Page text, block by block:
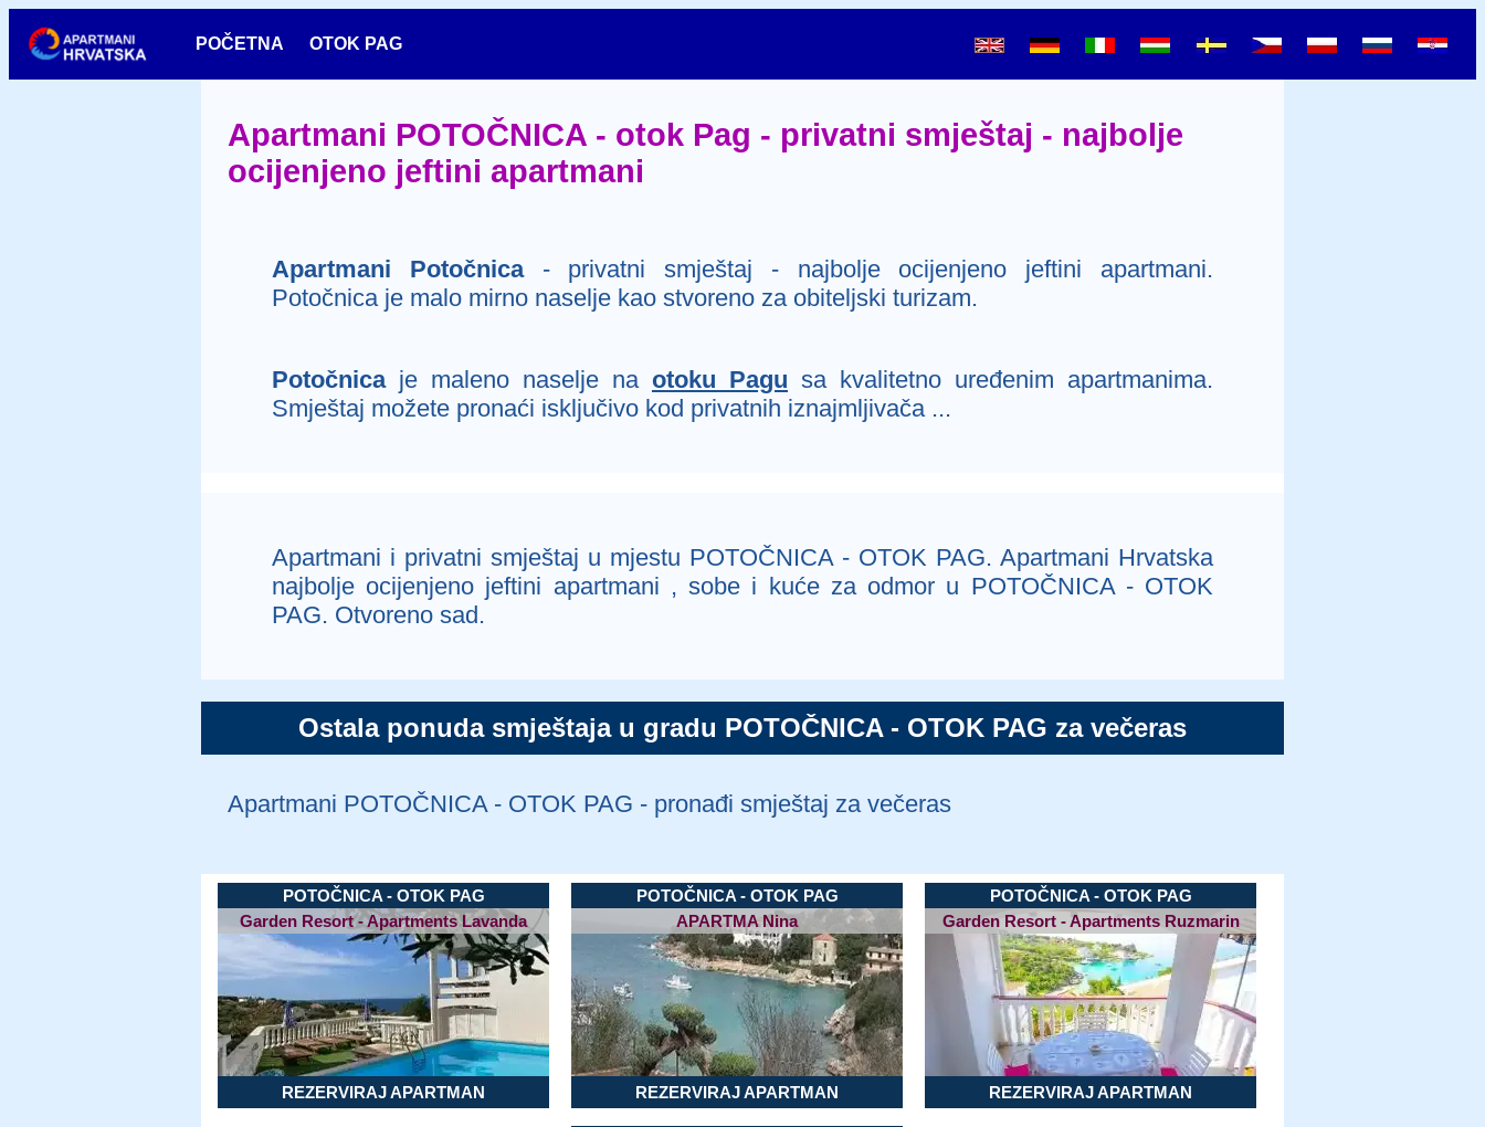
POČETNA OTOK PAG
Apartmani POTOČNICA - otok Pag - privatni smještaj - najbolje
ocijenjeno jeftini apartmani
Apartmani Potočnica- privatni smještaj - najbolje ocijenjeno jeftini apartmani.
Potočnica je malo mirno naselje kao stvoreno za obiteljski turizam.
Potočnicaje maleno naselje na otoku Pagu sa kvalitetno uređenim apartmanima.
Smještaj možete pronaći isključivo kod privatnih iznajmljivača ...
Apartmani i privatni smještaj u mjestu POTOČNICA - OTOK PAG. Apartmani Hrvatska
najbolje ocijenjeno jeftini apartmani , sobe i kuće za odmor u POTOČNICA - OTOK
PAG. Otvoreno sad.
Ostala ponuda smještaja u gradu POTOČNICA - OTOK PAG za večeras
Apartmani POTOČNICA - OTOK PAG - pronađi smještaj za večeras
POTOČNICA - OTOK PAG
Garden Resort - Apartments Lavanda
REZERVIRAJ APARTMAN
POTOČNICA - OTOK PAG
APARTMA Nina
REZERVIRAJ APARTMAN
POTOČNICA - OTOK PAG
Garden Resort - Apartments Ruzmarin
REZERVIRAJ APARTMAN